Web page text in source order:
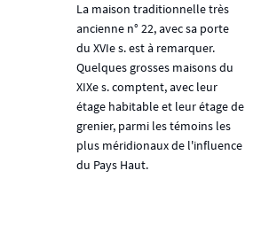
La maison traditionnelle très
ancienne n° 22, avec sa porte
du XVIe s. est à remarquer.
Quelques grosses maisons du
XIXe s. comptent, avec leur
étage habitable et leur étage de
grenier, parmi les témoins les
plus méridionaux de l'influence
du Pays Haut.